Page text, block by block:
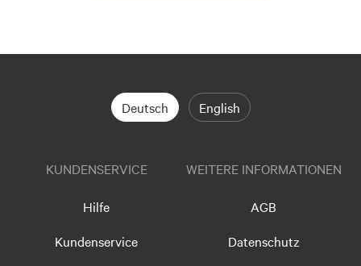
Deutsch English
KUNDENSERVICE
Hilfe
Kundenservice
WEITERE INFORMATIONEN
AGB
Datenschutz